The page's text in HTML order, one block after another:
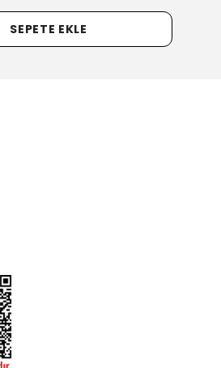
SEPETE EKLE